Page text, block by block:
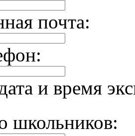
почта:
и время
школьников: